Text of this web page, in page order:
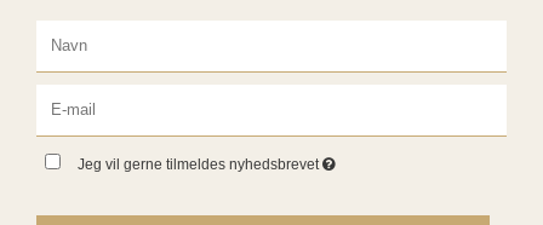
Jeg vil gerne tilmeldes nyhedsbrevet